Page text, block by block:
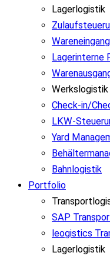
Lagerlogistik
Wareneingang
Lagerinterne
Werkslogistik
Check-in/
LKW-
Yard
Bahnlogistik
Portfolio
SAP
leogistics
Lagerlogistik